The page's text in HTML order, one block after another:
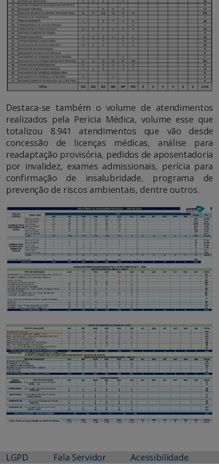
Destaca-se também o volume de atendimentos
realizados pela Perícia Médica, volume esse que
totalizou 8.941 atendimentos que vão desde
concessão de licenças médicas, análise para
readaptação provisória, pedidos de aposentadoria
por invalidez, exames admissionais, perícia para
confirmação de insalubridade, programa de
prevenção de riscos ambientais, dentre outros.
LGPD Fala Servidor Acessibilidade